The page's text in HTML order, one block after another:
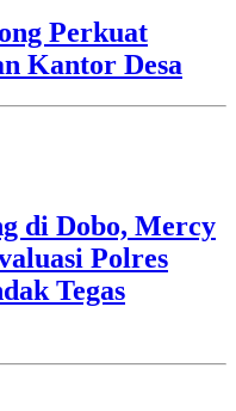
Perkuat
Kantor Desa
di Dobo, Mercy
Polres
Tegas